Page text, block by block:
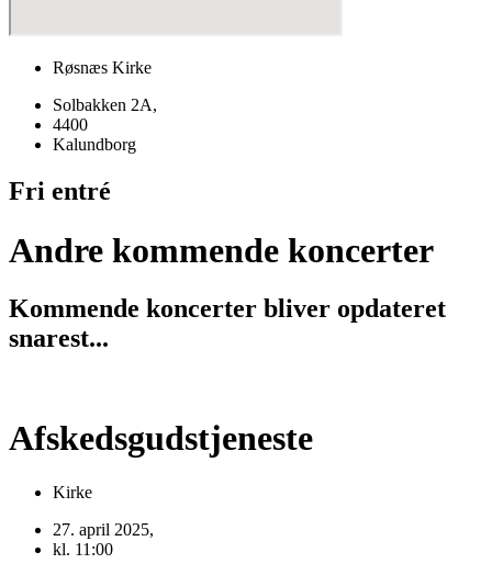
Røsnæs Kirke
Solbakken 2A,
4400
Kalundborg
Fri entré
Andre kommende koncerter
Kommende koncerter bliver opdateret
snarest...
Afskedsgudstjeneste
Kirke
27. april 2025,
kl. 11:00